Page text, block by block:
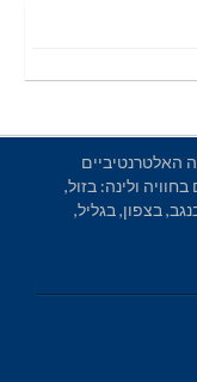
האלטרנטיביים
ולינה: בזול,
בצפון, בגליל,